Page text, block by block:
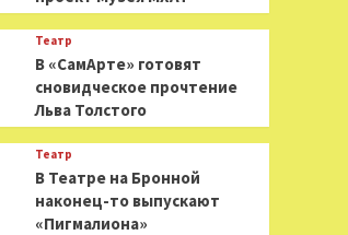
Театр
В «СамАрте» готовят
сновидческое прочтение
Льва Толстого
Театр
В Театре на Бронной
наконец-то выпускают
«Пигмалиона»